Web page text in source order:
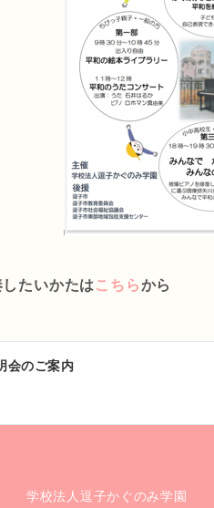
たいかたはこちらから
会のご案内
学校法人逗子かぐのみ学園